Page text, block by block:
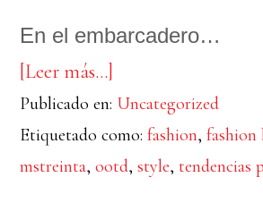
En el embarcadero…
[Leer más…]
de
WEST
COAST
Publicado en: Uncategorized
Etiquetado como:fashion,fashion
mstreinta,ootd,style, tendencias